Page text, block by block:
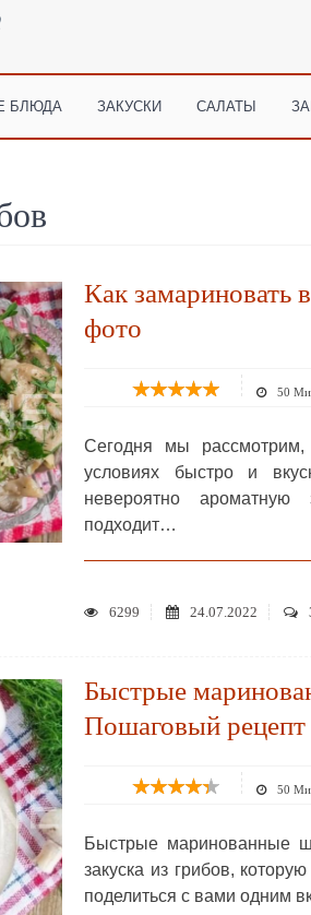
БЛЮДА ЗАКУСКИ САЛАТЫ
Как замариновать
фото
50
Сегодня мы
условиях быстро и
невероятно
подходит…
6299 24.07.2022
Быстрые
Пошаговый рецепт
50
Быстрые маринованные
закуска из грибов,
поделиться с вами одним